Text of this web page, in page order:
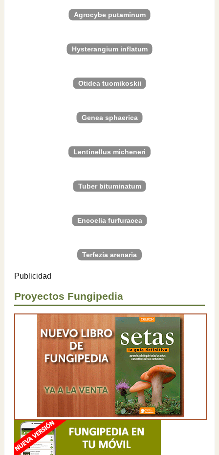
Agrocybe putaminum
Hysterangium inflatum
Otidea tuomikoskii
Genea sphaerica
Lentinellus micheneri
Tuber bituminatum
Encoelia furfuracea
Terfezia arenaria
Publicidad
Proyectos Fungipedia